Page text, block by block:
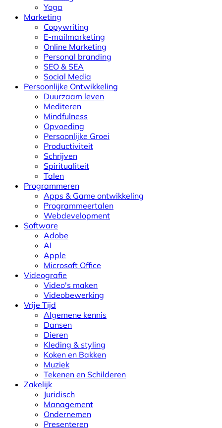
Yoga
Marketing
Copywriting
E-mailmarketing
Online Marketing
Personal branding
SEO & SEA
Social Media
Persoonlijke Ontwikkeling
Duurzaam leven
Mediteren
Mindfulness
Opvoeding
Persoonlijke Groei
Productiviteit
Schrijven
Spiritualiteit
Talen
Programmeren
Apps & Game ontwikkeling
Programmeertalen
Webdevelopment
Software
Adobe
AI
Apple
Microsoft Office
Videografie
Video's maken
Videobewerking
Vrije Tijd
Algemene kennis
Dansen
Dieren
Kleding & styling
Koken en Bakken
Muziek
Tekenen en Schilderen
Zakelijk
Juridisch
Management
Ondernemen
Presenteren